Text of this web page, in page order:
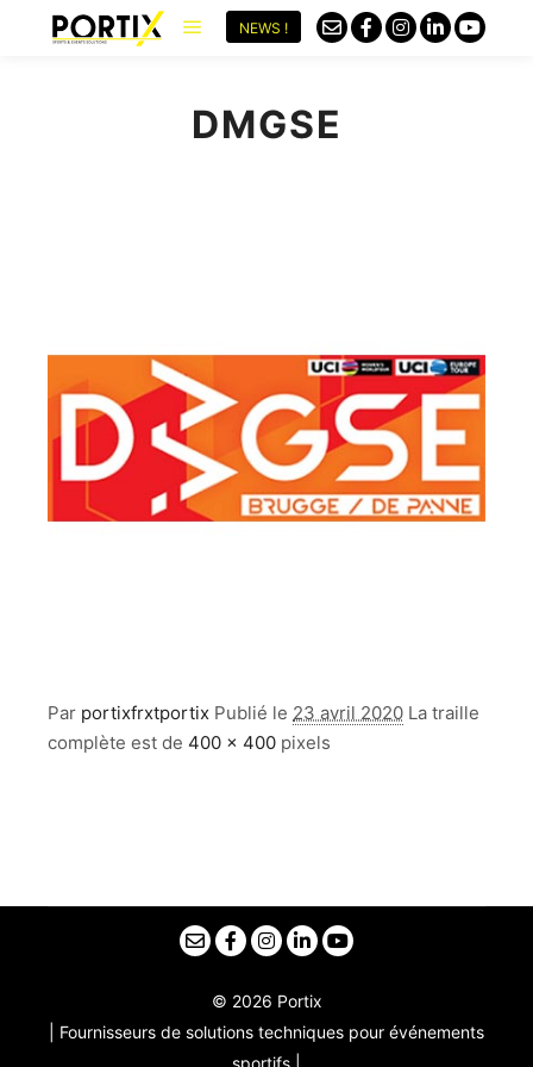
NEWS !
DMGSE
Par portixfrxtportix Publié le 23 avril 2020 La traille
complète est de 400 × 400 pixels
© 2026 Portix
| Fournisseurs de solutions techniques pour événements
sportifs |